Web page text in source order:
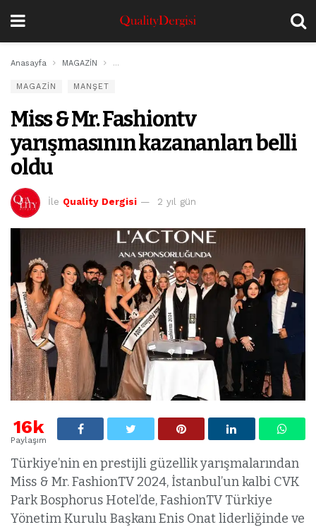
Anasayfa MAGAZİN Miss & Mr. Fashiontv yarışmasının kazananları belli
MAGAZİN MANŞET
Miss & Mr. Fashiontv
yarışmasının kazananları belli
oldu
İle Quality Dergisi 2 yıl gün
16k
Paylaşım
Türkiye’nin en prestijli güzellik yarışmalarından
Miss & Mr. FashionTV 2024, İstanbul’un kalbi CVK
Park Bosphorus Hotel’de, FashionTV Türkiye
Yönetim Kurulu Başkanı Enis Onat liderliğinde ve